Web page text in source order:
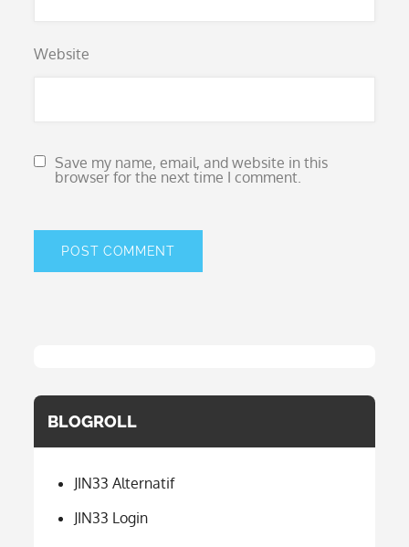
Website
Save my name, email, and website in this
browser for the next time I comment.
BLOGROLL
JIN33 Alternatif
JIN33 Login